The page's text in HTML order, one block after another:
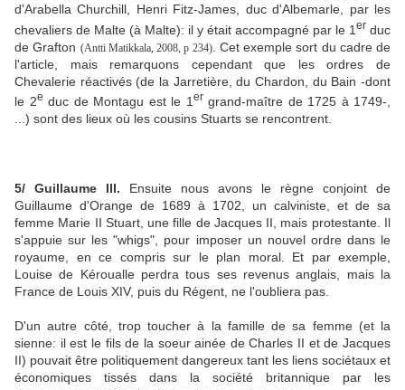
d'Arabella Churchill , Henri Fitz-James, duc d'Albemarle, par les
chevaliers de Malte (à Malte): il y était accompagné par le 1 er duc
de Grafton (Antti Matikkala, 2008, p 234). Cet exemple sort du cadre de
l'article, mais remarquons cependant que les ordres de
Chevalerie réactivés (de la Jarretière, du Chardon, du Bain -dont
le 2e duc de Montagu est le 1er grand-maître de 1725 à 1749-,
...) sont des lieux où les cousins Stuarts se rencontrent.
5/ Guillaume III. Ensuite nous avons le règne conjoint de
Guillaume d'Orange de 1689 à 1702, un calviniste, et de sa
femme Marie II Stuart, une fille de Jacques II, mais protestante. Il
s'appuie sur les "whigs", pour imposer un nouvel ordre dans le
royaume, en ce compris sur le plan moral. Et par exemple,
Louise de Kéroualle perdra tous ses revenus anglais, mais la
France de Louis XIV, puis du Régent, ne l'oubliera pas.
D'un autre côté, trop toucher à la famille de sa femme (et la
sienne: il est le fils de la soeur ainée de Charles II et de Jacques
II) pouvait être politiquement dangereux tant les liens sociétaux et
économiques tissés dans la société britannique par les